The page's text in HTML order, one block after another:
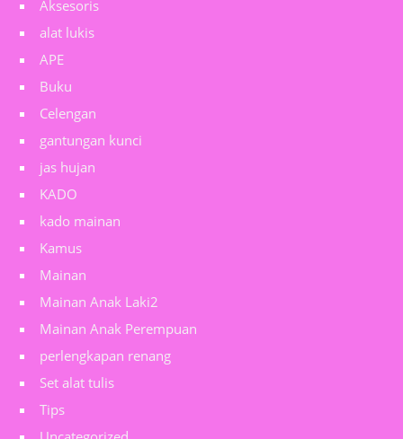
Aksesoris
alat lukis
APE
Buku
Celengan
gantungan kunci
jas hujan
KADO
kado mainan
Kamus
Mainan
Mainan Anak Laki2
Mainan Anak Perempuan
perlengkapan renang
Set alat tulis
Tips